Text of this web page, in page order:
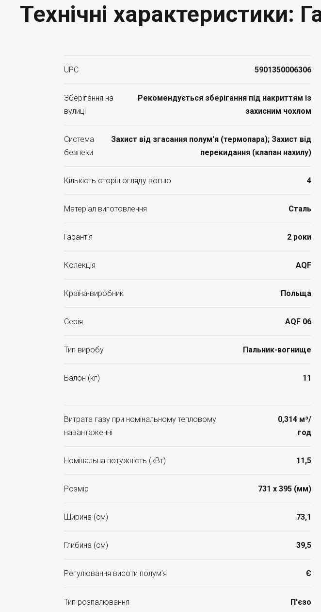
Технічні характеристики:
UPC 5901350006306
Зберігання на
вулиці
Рекомендується зберігання під накриттям із
захисним чохлом
Система
безпеки
Захист від згасання полум'я (термопара); Захист від
перекидання (клапан нахилу)
Кількість сторін огляду вогню 4
Матеріал виготовлення Сталь
Гарантія 2 роки
Колекція AQF
Країна-виробник Польща
Серія AQF 06
Тип виробу Пальник-вогнище
Балон (кг) 11
Витрата газу при номінальному тепловому
навантаженні
0,314 м³/
год
Номінальна потужність (кВт) 11,5
Розмір 731 x 395 (мм)
Ширина (см) 73,1
Глибина (см) 39,5
Регулювання висоти полум’я Є
Тип розпалювання П'єзо